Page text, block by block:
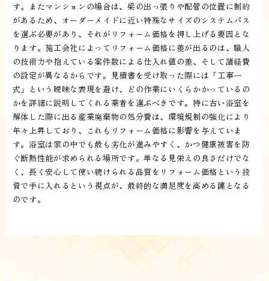
す。またマンションの場合は、梁の出っ張りや配管の位置に制約
があるため、オーダーメイドに近い特殊なサイズのシステムバス
を選ぶ必要があり、それがリフォーム価格を押し上げる要因とな
ります。施工会社によってリフォーム価格に差が出るのは、職人
の技術力や抱えている案件数による仕入れ値の差、そして諸経費
の設定が異なるからです。見積書を受け取った際には「工事一
式」という曖昧な表現を避け、どの作業にいくらかかっているの
かを詳細に説明してくれる業者を選ぶべきです。特に古い浴室を
解体した際に出る産業廃棄物の処分費は、環境規制の強化により
年々上昇しており、これもリフォーム価格に影響を与えていま
す。浴室は家の中でも最も劣化が進みやすく、かつ健康被害を防
ぐ断熱性能が求められる場所です。単なる見栄えの良さだけでな
く、長く安心して使い続けられる品質をリフォーム価格という投
資で手に入れるという視点が、最終的な満足度を高める鍵となる
のです。